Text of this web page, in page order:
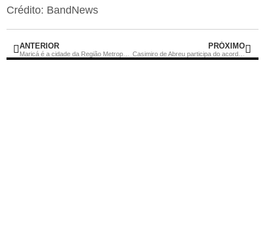
Crédito: BandNews
ANTERIOR
Maricá é a cidade da Região Metropolitana II com melhor atuação na Atenção Primária à Saúde
PRÓXIMO